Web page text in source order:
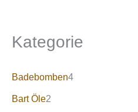
Kategorie
Badebomben4
Bart Öle2